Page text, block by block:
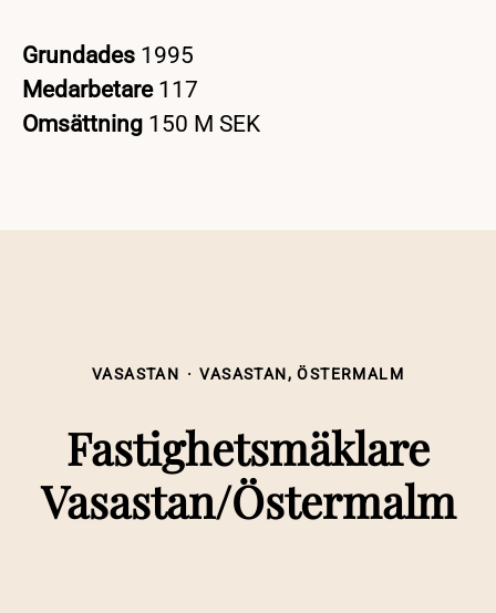
Grundades 1995
Medarbetare 117
Omsättning 150 M SEK
VASASTAN · VASASTAN, ÖSTERMALM
Fastighetsmäklare
Vasastan/Östermalm